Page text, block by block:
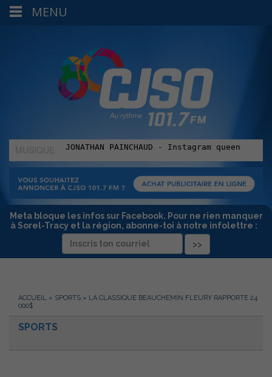
MUSIQUE
:
Meta bloque les infos sur Facebook. Pour ne rien manquer
à Sorel-Tracy et la région, abonne-toi à notre infolettre :
ACCUEIL » SPORTS » LA CLASSIQUE BEAUCHEMIN FLEURY RAPPORTE 24
000$
SPORTS
MENU